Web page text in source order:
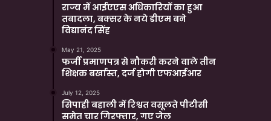
राज्य में आईएएस अधिकारियों का हुआ
तबादला, बक्सर के नये डीएम बने
विद्यानंद सिंह
May 21, 2025
फर्जी प्रमाणपत्र से नौकरी करने वाले तीन
शिक्षक बर्खास्त, दर्ज होगी एफआईआर
July 12, 2025
सिपाही बहाली में रिश्वत वसूलते पीटीसी
समेत चार गिरफ्तार, गए जेल